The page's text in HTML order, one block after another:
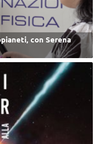
con Serena